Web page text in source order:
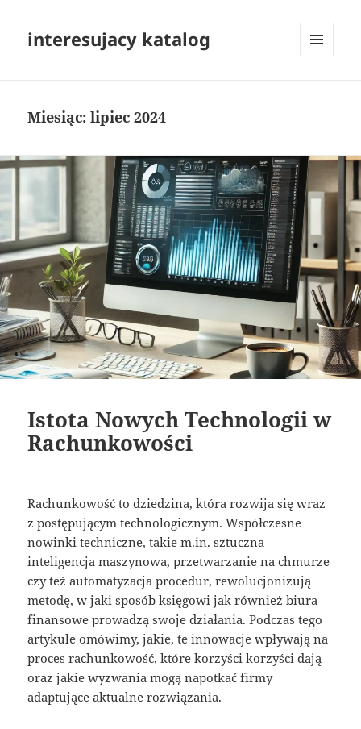
interesujacy katalog
Miesiąc:lipiec 2024
Istota Nowych Technologii w
Rachunkowości
Rachunkowość to dziedzina, która rozwija się wraz
z postępującym technologicznym. Współczesne
nowinki techniczne, takie m.in. sztuczna
inteligencja maszynowa, przetwarzanie na chmurze
czy też automatyzacja procedur, rewolucjonizują
metodę, w jaki sposób księgowi jak również biura
finansowe prowadzą swoje działania. Podczas tego
artykule omówimy, jakie, te innowacje wpływają na
proces rachunkowość, które korzyści korzyści dają
oraz jakie wyzwania mogą napotkać firmy
adaptujące aktualne rozwiązania.